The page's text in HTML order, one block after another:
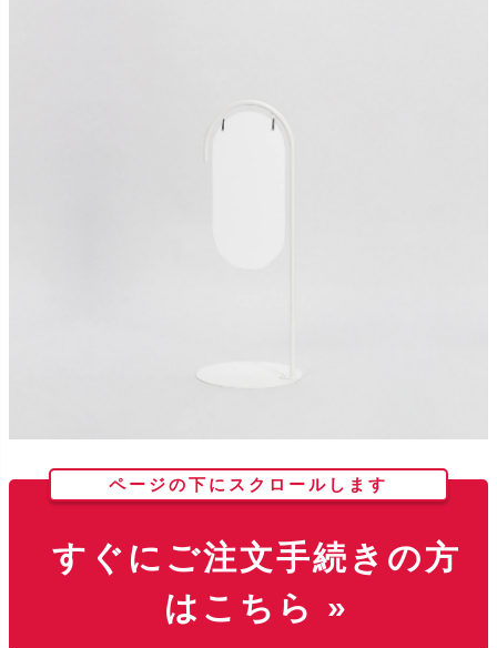
ページの下にスクロールします
すぐにご注文手続きの方
はこちら »